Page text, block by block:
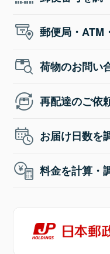
郵便局・ATM
荷物のお問い
再配達のご依
お届け日数を
料金を計算・